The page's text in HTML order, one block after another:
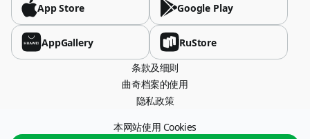
Brazil
USD
App Store
Google Play
AppGallery
RuStore
条款及细则
曲奇档案的使用
隐私政策
办公室地址 115054，莫斯科，斯特雷米亚尼巷，26 号。
本网站使用 Cookies